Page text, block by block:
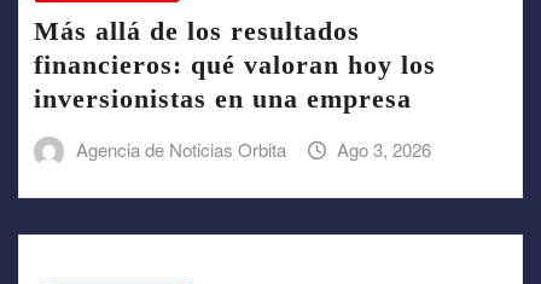
Más allá de los resultados
financieros: qué valoran hoy los
inversionistas en una empresa
Agencia de Noticias Orbita Ago 3, 2026